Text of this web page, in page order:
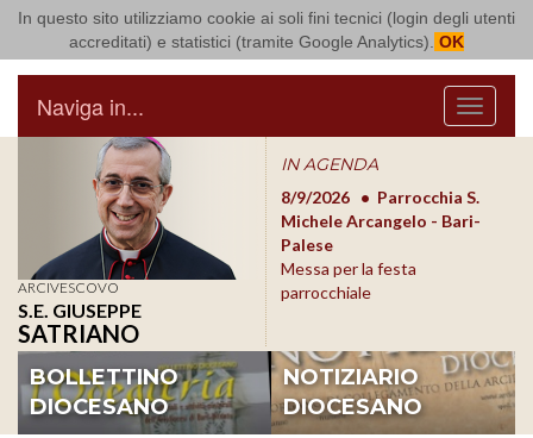
In questo sito utilizziamo cookie ai soli fini tecnici (login degli utenti
accreditati) e statistici (tramite Google Analytics). OK
Arcidiocesi di Bari Bitonto
Menu
Naviga in...
ARCIVESCOVO
S.E. GIUSEPPE
SATRIANO
IN AGENDA
8/17/2026
Conversano
Conferenza Episcopale
Pugliese
8/9/2026
Parrocchia S.
Michele Arcangelo - Bari-
Palese
Messa per la festa
parrocchiale
BOLLETTINO
DIOCESANO
NOTIZIARIO
DIOCESANO